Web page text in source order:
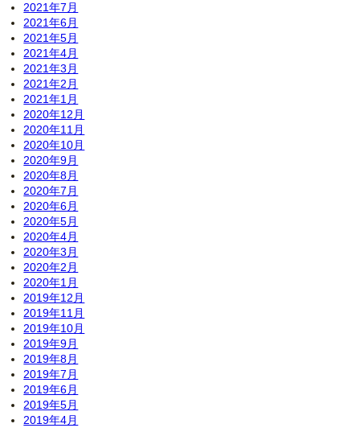
2021年7月
2021年6月
2021年5月
2021年4月
2021年3月
2021年2月
2021年1月
2020年12月
2020年11月
2020年10月
2020年9月
2020年8月
2020年7月
2020年6月
2020年5月
2020年4月
2020年3月
2020年2月
2020年1月
2019年12月
2019年11月
2019年10月
2019年9月
2019年8月
2019年7月
2019年6月
2019年5月
2019年4月